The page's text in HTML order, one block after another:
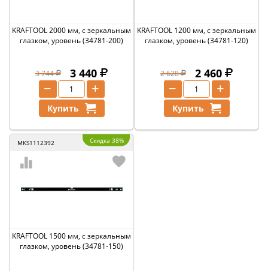
KRAFTOOL 2000 мм, с зеркальным
глазком, уровень (34781-200)
3 744 3 440
+
−
Купить
KRAFTOOL 1200 мм, с зеркальным
глазком, уровень (34781-120)
2 628 2 460
+
−
Купить
MKS1112392 Скидка 38%
KRAFTOOL 1500 мм, с зеркальным
глазком, уровень (34781-150)